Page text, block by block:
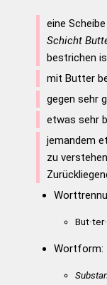
eine
Schicht
bestrichen
mit Butter
gegen sehr
etwas sehr
jemandem
zu
Wortform: